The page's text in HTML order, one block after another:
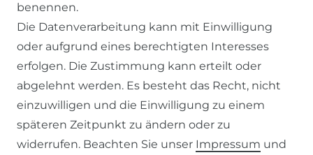
ZAHLUNG & VERSAND
WIDERRUFSFORMULAR
RECHTLICHES
benennen.
Die Datenverarbeitung kann mit Einwilligung
oder aufgrund eines berechtigten Interesses
erfolgen. Die Zustimmung kann erteilt oder
abgelehnt werden. Es besteht das Recht, nicht
einzuwilligen und die Einwilligung zu einem
späteren Zeitpunkt zu ändern oder zu
widerrufen. Beachten Sie unser Impressum und